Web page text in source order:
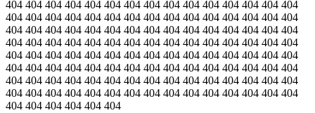
404 404 404 404 404 404 404 404 404 404 404 404 404 404 404
404 404 404 404 404 404 404 404 404 404 404 404 404 404 404
404 404 404 404 404 404 404 404 404 404 404 404 404 404 404
404 404 404 404 404 404 404 404 404 404 404 404 404 404 404
404 404 404 404 404 404 404 404 404 404 404 404 404 404 404
404 404 404 404 404 404 404 404 404 404 404 404 404 404 404
404 404 404 404 404 404 404 404 404 404 404 404 404 404 404
404 404 404 404 404 404 404 404 404 404 404 404 404 404 404
404 404 404 404 404 404